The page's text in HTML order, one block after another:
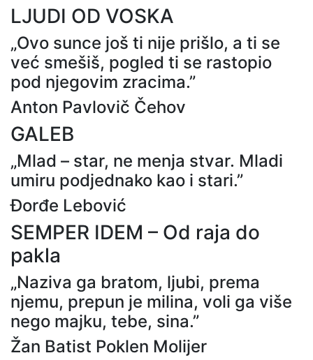
LJUDI OD VOSKA
„Ovo sunce još ti nije prišlo, a ti se
već smešiš, pogled ti se rastopio
pod njegovim zracima.”
Anton Pavlovič Čehov
GALEB
„Mlad – star, ne menja stvar. Mladi
umiru podjednako kao i stari.”
Đorđe Lebović
SEMPER IDEM – Od raja do
pakla
„Naziva ga bratom, ljubi, prema
njemu, prepun je milina, voli ga više
nego majku, tebe, sina.”
Žan Batist Poklen Molijer